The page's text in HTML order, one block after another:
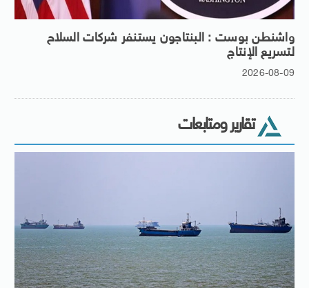
واشنطن بوست : البنتاجون يستنفر شركات السلاح
لتسريع الإنتاج
2026-08-09
تقارير ومتابعات